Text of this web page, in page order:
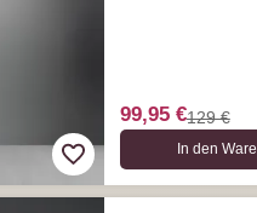
99,95 €129 €
In den